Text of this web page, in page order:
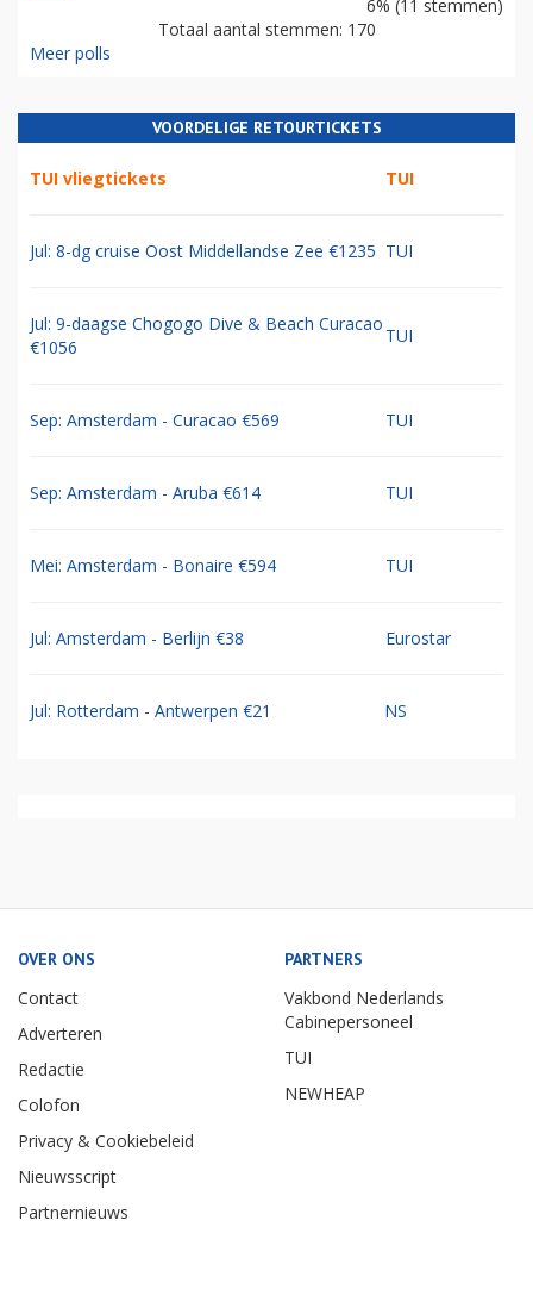
6% (11 stemmen)
Totaal aantal stemmen: 170
Meer polls
VOORDELIGE RETOURTICKETS
TUI vliegtickets TUI
Jul: 8-dg cruise Oost Middellandse Zee €1235 TUI
Jul: 9-daagse Chogogo Dive & Beach Curacao
€1056
TUI
Sep: Amsterdam - Curacao €569 TUI
Sep: Amsterdam - Aruba €614 TUI
Mei: Amsterdam - Bonaire €594 TUI
Jul: Amsterdam - Berlijn €38 Eurostar
Jul: Rotterdam - Antwerpen €21 NS
OVER ONS
Contact
Adverteren
Redactie
Colofon
Privacy & Cookiebeleid
Nieuwsscript
Partnernieuws
PARTNERS
Vakbond Nederlands
Cabinepersoneel
TUI
NEWHEAP